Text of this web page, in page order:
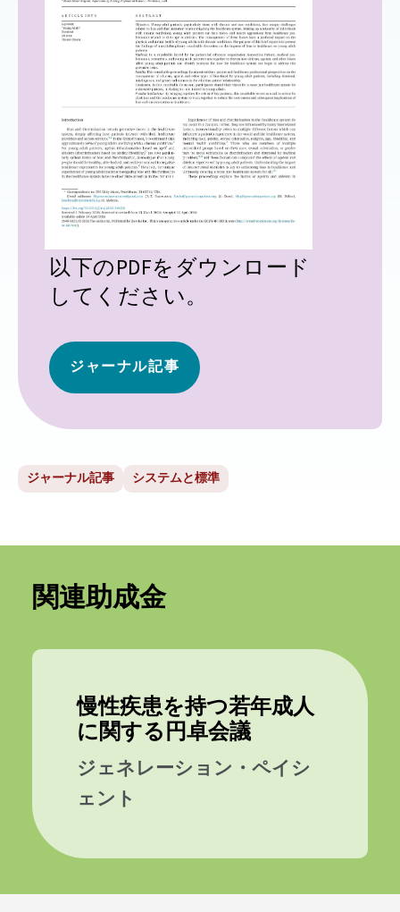
以下のPDFをダウンロード
してください。
ジャーナル記事
ジャーナル記事 システムと標準
関連助成金
慢性疾患を持つ若年成人
に関する円卓会議
ジェネレーション・ペイシ
ェント